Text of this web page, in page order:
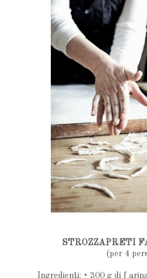
STROZZAPRETI
(per 4
Ingredienti: • 300 g di f